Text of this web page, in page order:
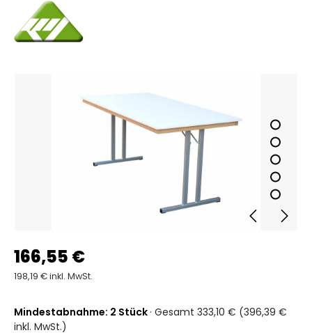
166,55 €
198,19 € inkl. MwSt.
Mindestabnahme: 2 Stück · Gesamt 333,10 € (396,39 €
inkl. MwSt.)